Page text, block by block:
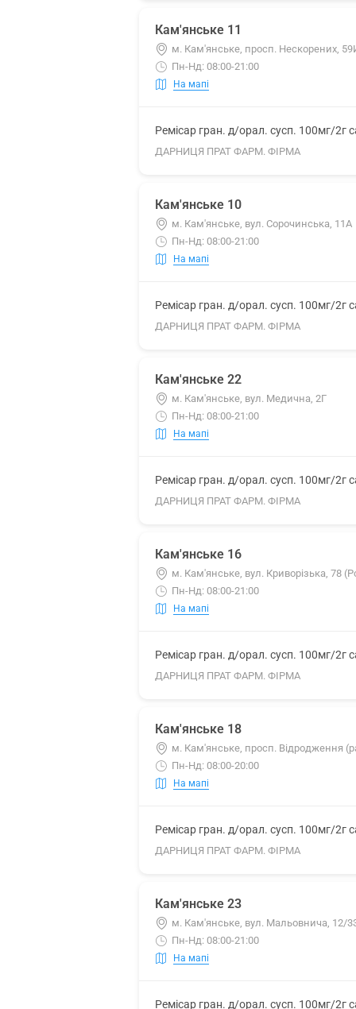
Кам'янське 11
м. Кам'янське, просп. Нескорених,
Пн-Нд: 08:00-21:00
На мапі
Ремісар гран. д/орал. сусп. 100мг/2г
ДАРНИЦЯ ПРАТ ФАРМ. ФІРМА
Кам'янське 10
м. Кам'янське, вул. Сорочинська, 11А
Пн-Нд: 08:00-21:00
На мапі
Ремісар гран. д/орал. сусп. 100мг/2г
ДАРНИЦЯ ПРАТ ФАРМ. ФІРМА
Кам'янське 22
м. Кам'янське, вул. Медична, 2Г
Пн-Нд: 08:00-21:00
На мапі
Ремісар гран. д/орал. сусп. 100мг/2г
ДАРНИЦЯ ПРАТ ФАРМ. ФІРМА
Кам'янське 16
м. Кам'янське, вул. Криворізька, 78
Пн-Нд: 08:00-21:00
На мапі
Ремісар гран. д/орал. сусп. 100мг/2г
ДАРНИЦЯ ПРАТ ФАРМ. ФІРМА
Кам'янське 18
м. Кам'янське, просп. Відродження
Пн-Нд: 08:00-20:00
На мапі
Ремісар гран. д/орал. сусп. 100мг/2г
ДАРНИЦЯ ПРАТ ФАРМ. ФІРМА
Кам'янське 23
м. Кам'янське, вул. Мальовнича, 12/
Пн-Нд: 08:00-21:00
На мапі
Ремісар гран. д/орал. сусп. 100мг/2г